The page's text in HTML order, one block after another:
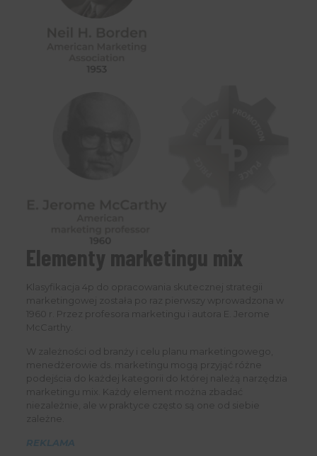
Elementy marketingu mix
Klasyfikacja 4p do opracowania skutecznej strategii
marketingowej została po raz pierwszy wprowadzona w
1960 r. Przez profesora marketingu i autora E. Jerome
McCarthy.
W zależności od branży i celu planu marketingowego,
menedżerowie ds. marketingu mogą przyjąć różne
podejścia do każdej kategorii do której należą narzędzia
marketingu mix. Każdy element można zbadać
niezależnie, ale w praktyce często są one od siebie
zależne.
REKLAMA